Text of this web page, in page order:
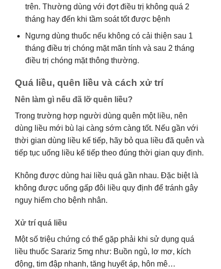
trên. Thường dùng với đợt điều trị không quá 2
tháng hay đến khi tầm soát tốt được bệnh
Ngưng dùng thuốc nếu không có cải thiện sau 1
tháng điều trị chóng mặt mãn tính và sau 2 tháng
điều trị chóng mặt thông thường.
Quá liều, quên liều và cách xử trí
Nên làm gì nếu đã lỡ quên liều?
Trong trường hợp người dùng quên một liều, nên
dùng liều mới bù lại càng sớm càng tốt. Nếu gần với
thời gian dùng liều kế tiếp, hãy bỏ qua liều đã quên và
tiếp tục uống liều kể tiếp theo đúng thời gian quy định.
Không được dùng hai liều quá gần nhau. Đặc biệt là
không được uống gấp đôi liều quy định để tránh gây
nguy hiểm cho bệnh nhân.
Xử trí quá liều
Một số triệu chứng có thể gặp phải khi sử dụng quá
liều thuốc Sarariz 5mg như: Buồn ngủ, lơ mơ, kích
động, tim đập nhanh, tăng huyết áp, hôn mê…